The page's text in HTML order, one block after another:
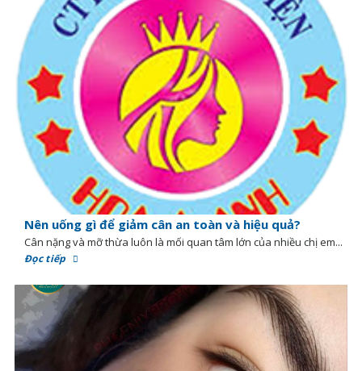
Nên uống gì để giảm cân an toàn và hiệu quả?
Cân nặng và mỡ thừa luôn là mối quan tâm lớn của nhiều chị em...
Đọc tiếp